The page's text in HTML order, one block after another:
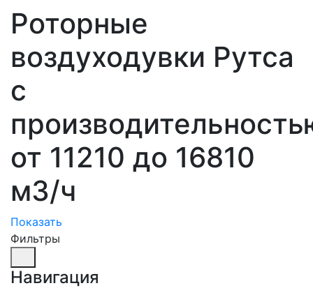
Роторные
воздуходувки Рутса
с
от 11210 до 16810
м3/ч
Показать
Фильтры
Навигация